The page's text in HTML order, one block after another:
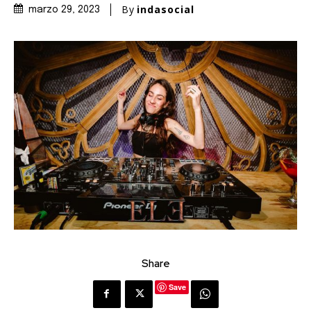
marzo 29, 2023 By indasocial
Share
Save